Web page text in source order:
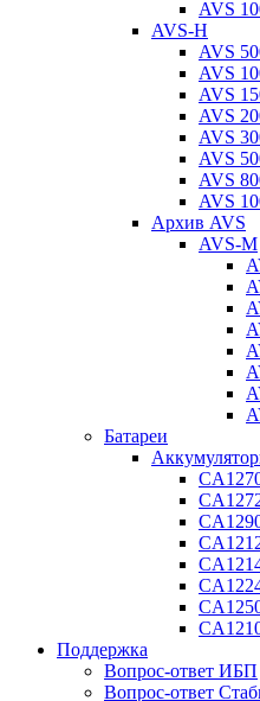
AVS
AVS-H
AVS
AVS
AVS
AVS
AVS
AVS
AVS
AVS
Архив AVS
AVS-M
Батареи
Поддержка
Вопрос-ответ ИБП
Вопрос-ответ